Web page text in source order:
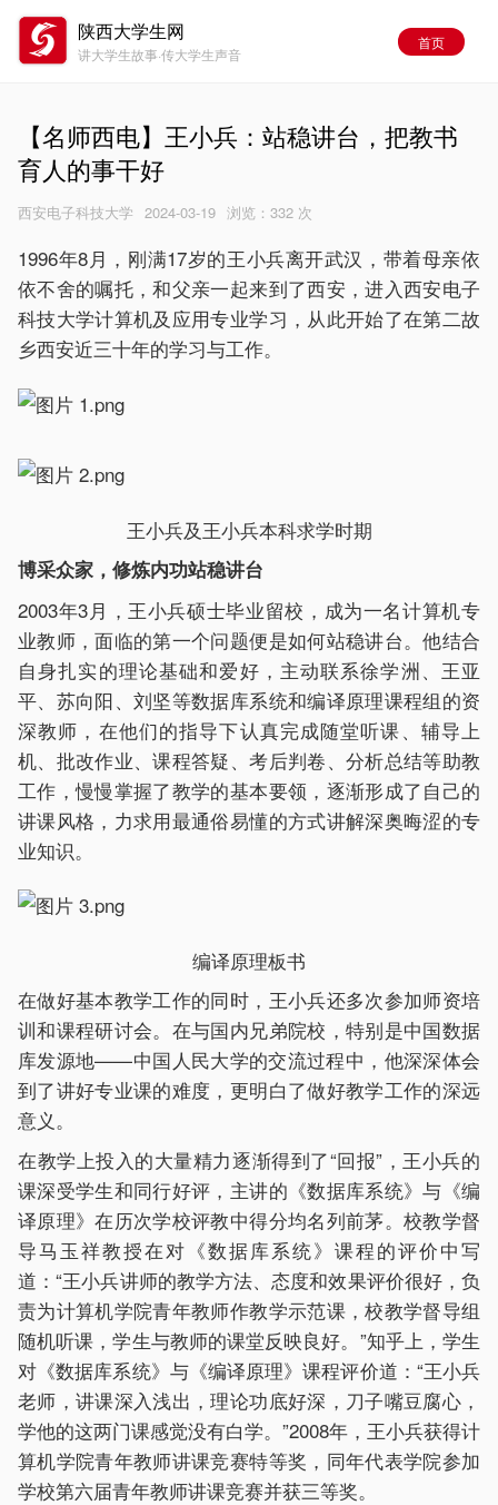
陕西大学生网
讲大学生故事·传大学生声音
首页
【名师西电】王小兵：站稳讲台，把教书
育人的事干好
西安电子科技大学 2024-03-19 浏览： 332 次
1996年8月，刚满17岁的王小兵离开武汉，带着母亲依
依不舍的嘱托，和父亲一起来到了西安，进入西安电子
科技大学计算机及应用专业学习，从此开始了在第二故
乡西安近三十年的学习与工作。
王小兵及王小兵本科求学时期
博采众家，修炼内功站稳讲台
2003年3月，王小兵硕士毕业留校，成为一名计算机专
业教师，面临的第一个问题便是如何站稳讲台。他结合
自身扎实的理论基础和爱好，主动联系徐学洲、王亚
平、苏向阳、刘坚等数据库系统和编译原理课程组的资
深教师，在他们的指导下认真完成随堂听课、辅导上
机、批改作业、课程答疑、考后判卷、分析总结等助教
工作，慢慢掌握了教学的基本要领，逐渐形成了自己的
讲课风格，力求用最通俗易懂的方式讲解深奥晦涩的专
业知识。
编译原理板书
在做好基本教学工作的同时，王小兵还多次参加师资培
训和课程研讨会。在与国内兄弟院校，特别是中国数据
库发源地——中国人民大学的交流过程中，他深深体会
到了讲好专业课的难度，更明白了做好教学工作的深远
意义。
在教学上投入的大量精力逐渐得到了“回报”，王小兵的
课深受学生和同行好评，主讲的《数据库系统》与《编
译原理》在历次学校评教中得分均名列前茅。校教学督
导马玉祥教授在对《数据库系统》课程的评价中写
道：“王小兵讲师的教学方法、态度和效果评价很好，负
责为计算机学院青年教师作教学示范课，校教学督导组
随机听课，学生与教师的课堂反映良好。”知乎上，学生
对《数据库系统》与《编译原理》课程评价道：“王小兵
老师，讲课深入浅出，理论功底好深，刀子嘴豆腐心，
学他的这两门课感觉没有白学。”2008年，王小兵获得计
算机学院青年教师讲课竞赛特等奖，同年代表学院参加
学校第六届青年教师讲课竞赛并获三等奖。